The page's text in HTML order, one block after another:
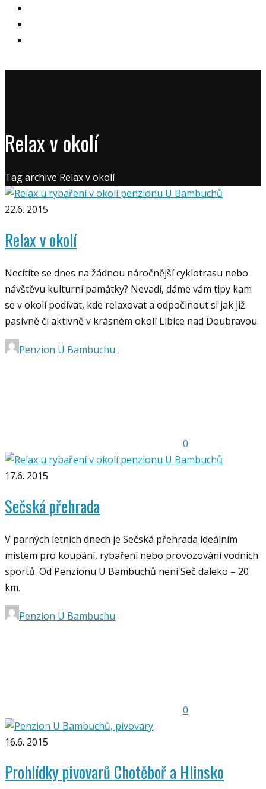
Relax v okolí
Tag archive Relax v okolí
22.6. 2015
Relax v okolí
Necítíte se dnes na žádnou náročnější cyklotrasu nebo
návštěvu kulturní památky? Nevadí, dáme vám tipy kam
se v okolí podívat, kde relaxovat a odpočinout si jak již
pasivně či aktivně v krásném okolí Libice nad Doubravou.
Penzion U Bambuchu
0
17.6. 2015
Sečská přehrada
V parných letních dnech je Sečská přehrada ideálním
místem pro koupání, rybaření nebo provozování vodních
sportů. Od Penzionu U Bambuchů není Seč daleko – 20
km.
Penzion U Bambuchu
0
16.6. 2015
Prohlídky pivovarů Chotěboř a Hlinsko